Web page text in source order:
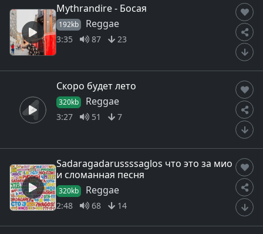
Mythrandire - Босая
192kb Reggae
3:35 87 23
Скоро будет лето
320kb Reggae
3:27 51 7
Sadaragadarussssaglos что это за мио
и сломанная песня
320kb Reggae
2:48 68 14